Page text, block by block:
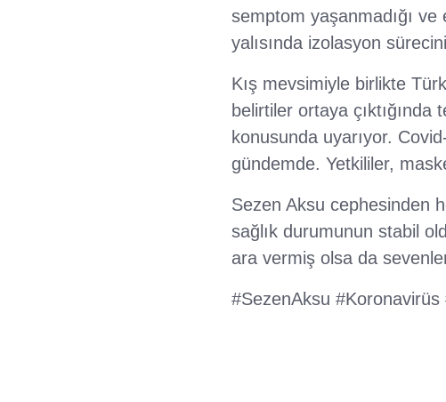
semptom yaşanmadığı
yalısında izolasyon
Kış mevsimiyle birlikte
belirtiler ortaya
konusunda uyarıyor.
gündemde. Yetkililer,
Sezen Aksu cephesinden
sağlık durumunun stabil
ara vermiş olsa da
#SezenAksu #Koronavirüs